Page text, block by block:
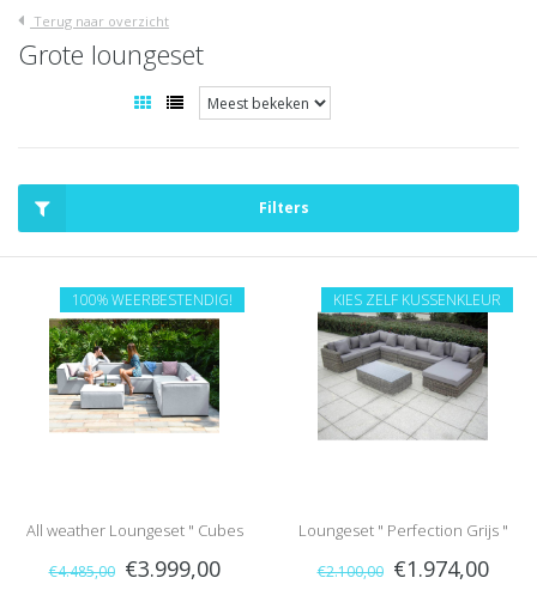
Terug naar overzicht
Grote loungeset
Filters
100% WEERBESTENDIG!
All weather Loungeset " Cubes
Grijs "
€4.485,00 €3.999,00
KIES ZELF KUSSENKLEUR
Loungeset " Perfection Grijs "
€2.100,00 €1.974,00